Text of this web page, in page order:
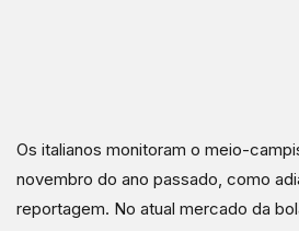
Os italianos monitoram o meio-
novembro do ano passado, como
reportagem. No atual mercado da